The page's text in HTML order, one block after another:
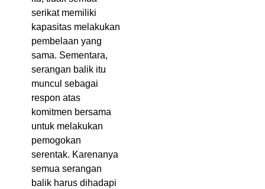
serikat memiliki
kapasitas melakukan
pembelaan yang
sama. Sementara,
serangan balik itu
muncul sebagai
respon atas
komitmen bersama
untuk melakukan
pemogokan
serentak. Karenanya
semua serangan
balik harus dihadapi